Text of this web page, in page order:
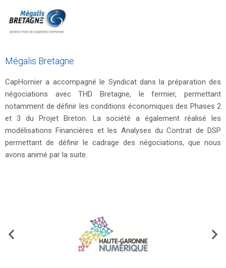
Mégalis Bretagne
CapHornier a accompagné le Syndicat dans la préparation des
négociations avec THD Bretagne, le fermier, permettant
notamment de définir les conditions économiques des Phases 2
et 3 du Projet Breton. La société a également réalisé les
modélisations Financières et les Analyses du Contrat de DSP
permettant de définir le cadrage des négociations, que nous
avons animé par la suite.